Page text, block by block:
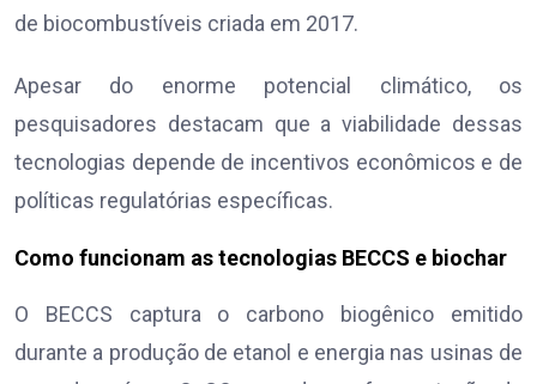
de biocombustíveis criada em 2017.
Apesar do enorme potencial climático, os
pesquisadores destacam que a viabilidade dessas
tecnologias depende de incentivos econômicos e de
políticas regulatórias específicas.
Como funcionam as tecnologias BECCS e biochar
O BECCS captura o carbono biogênico emitido
durante a produção de etanol e energia nas usinas de